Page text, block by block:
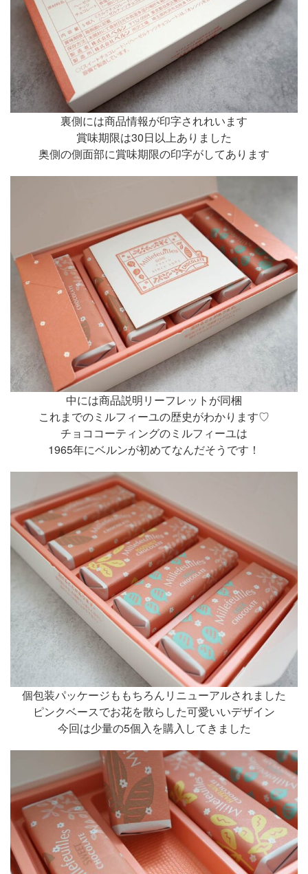
裏側には商品情報が印字されれいます
賞味期限は30日以上ありました
奥側の側面部に賞味期限の印字がしてあります
中には商品説明リーフレットが同梱
これまでのミルフィーユの歴史がわかります♡
チョココーティングのミルフィーユは
1965年にベルンが初めてなんだそうです！
個包装パッケージももちろんリニューアルされました
ピンクベースでお花を散らした可愛いいデザイン
今回は少量の5個入を購入してきました